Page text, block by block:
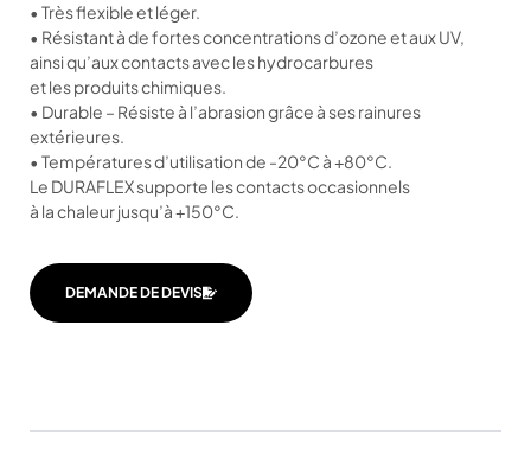
• Très flexible et léger.
• Résistant à de fortes concentrations d’ozone et aux UV,
ainsi qu’aux contacts avec les hydrocarbures
et les produits chimiques.
• Durable – Résiste à l’abrasion grâce à ses rainures
extérieures.
• Températures d’utilisation de -20°C à +80°C.
Le DURAFLEX supporte les contacts occasionnels
à la chaleur jusqu’à +150°C.
DEMANDE DE DEVIS